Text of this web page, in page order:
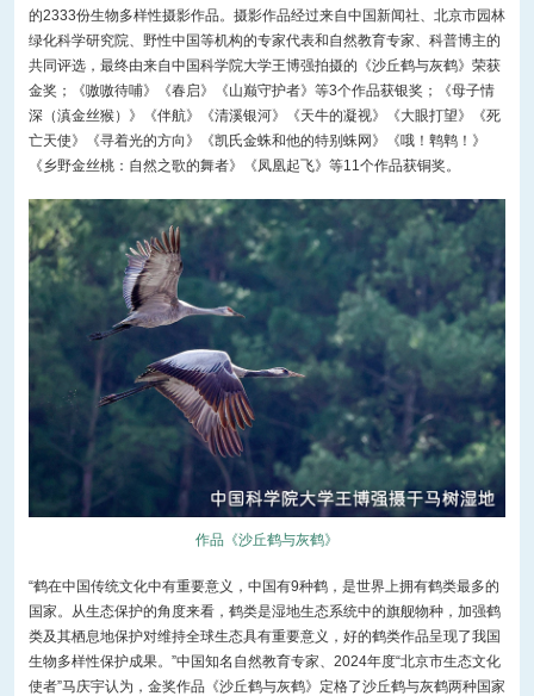
的2333份生物多样性摄影作品。摄影作品经过来自中国新闻社、北京市园林
绿化科学研究院、野性中国等机构的专家代表和自然教育专家、科普博主的
共同评选，最终由来自中国科学院大学王博强拍摄的《沙丘鹤与灰鹤》荣获
金奖；《嗷嗷待哺》《春启》《山巅守护者》等3个作品获银奖；《母子情
深（滇金丝猴）》《伴航》《清溪银河》《天牛的凝视》《大眼打望》《死
亡天使》《寻着光的方向》《凯氏金蛛和他的特别蛛网》《哦！鹎鹎！》
《乡野金丝桃：自然之歌的舞者》《凤凰起飞》等11个作品获铜奖。
作品《沙丘鹤与灰鹤》
“鹤在中国传统文化中有重要意义，中国有9种鹤，是世界上拥有鹤类最多的
国家。从生态保护的角度来看，鹤类是湿地生态系统中的旗舰物种，加强鹤
类及其栖息地保护对维持全球生态具有重要意义，好的鹤类作品呈现了我国
生物多样性保护成果。”中国知名自然教育专家、2024年度“北京市生态文化
使者”马庆宇认为，金奖作品《沙丘鹤与灰鹤》定格了沙丘鹤与灰鹤两种国家